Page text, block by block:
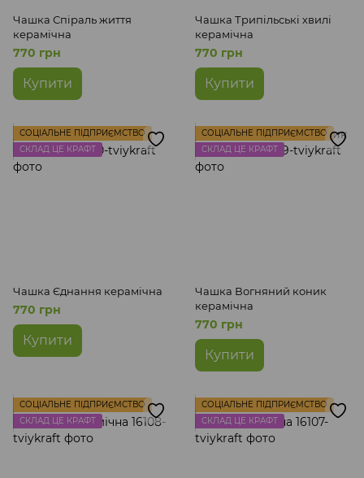
Чашка Спіраль життя
керамічна
770 грн
Купити
Чашка Трипільські хвилі
керамічна
770 грн
Купити
СОЦІАЛЬНЕ ПІДПРИЄМСТВО
СКЛАД ЦЕ КРАФТ
Чашка Єднання керамічна
770 грн
Купити
СОЦІАЛЬНЕ ПІДПРИЄМСТВО
СКЛАД ЦЕ КРАФТ
Чашка Вогняний коник
керамічна
770 грн
Купити
СОЦІАЛЬНЕ ПІДПРИЄМСТВО
СКЛАД ЦЕ КРАФТ
СОЦІАЛЬНЕ ПІДПРИЄМСТВО
СКЛАД ЦЕ КРАФТ